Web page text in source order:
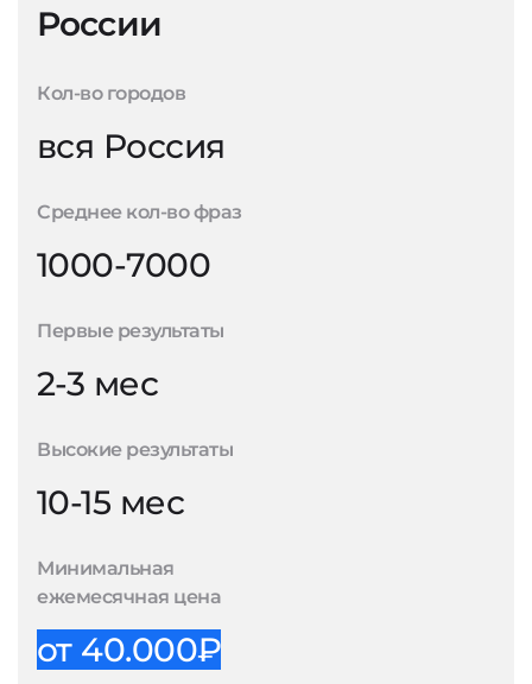
России
Кол-во городов
вся Россия
Среднее кол-во фраз
1000-7000
Первые результаты
2-3 мес
Высокие результаты
10-15 мес
Минимальная
ежемесячная цена
от 40.000₽